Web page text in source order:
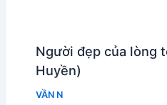
Người đẹp của lòng
Huyền)
VẦN N